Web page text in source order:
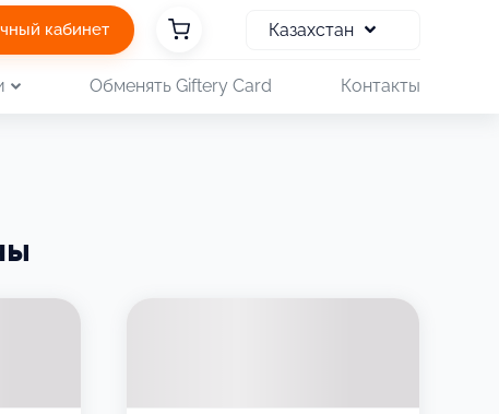
кабинет Казахстан
Обменять Giftery Card Контакты